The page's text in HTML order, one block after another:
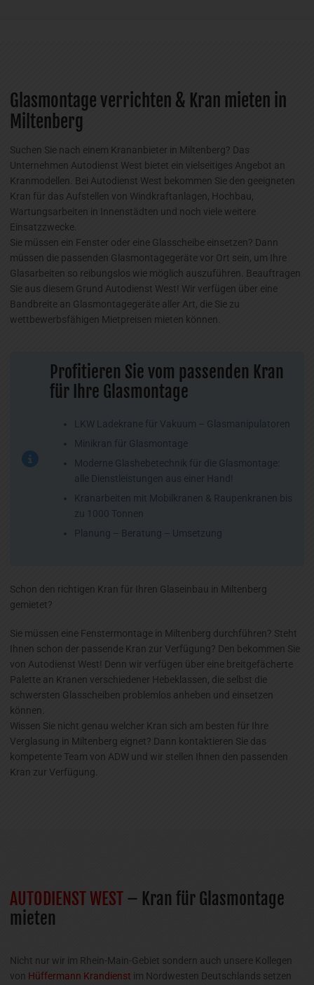
Glasmontage verrichten & Kran mieten in
Miltenberg
Suchen Sie nach einem Krananbieter in Miltenberg? Das
Unternehmen Autodienst West bietet ein vielseitiges Angebot an
Kranmodellen. Bei Autodienst West bekommen Sie den geeigneten
Kran für das Aufstellen von Windkraftanlagen, Hochbau,
Wartungsarbeiten in Innenstädten und noch viele weitere
Einsatzzwecke.
Sie müssen ein Fenster oder eine Glasscheibe einsetzen? Dann
müssen die passenden Glasmontagegeräte vor Ort sein, um Ihre
Glasarbeiten so reibungslos wie möglich auszuführen. Beauftragen
Sie aus diesem Grund Autodienst West! Wir verfügen über eine
Bandbreite an Glasmontagegeräte aller Art, die Sie zu
wettbewerbsfähigen Mietpreisen mieten können.
Profitieren Sie vom passenden Kran
für Ihre Glasmontage
LKW Ladekrane für Vakuum – Glasmanipulatoren
Minikran für Glasmontage
Moderne Glashebetechnik für die Glasmontage:
alle Dienstleistungen aus einer Hand!
Kranarbeiten mit Mobilkranen & Raupenkranen bis
zu 1000 Tonnen
Planung – Beratung – Umsetzung
Schon den richtigen Kran für Ihren Glaseinbau in Miltenberg
gemietet?
Sie müssen eine Fenstermontage in Miltenberg durchführen? Steht
Ihnen schon der passende Kran zur Verfügung? Den bekommen Sie
von Autodienst West! Denn wir verfügen über eine breitgefächerte
Palette an Kranen verschiedener Hebeklassen, die selbst die
schwersten Glasscheiben problemlos anheben und einsetzen
können.
Wissen Sie nicht genau welcher Kran sich am besten für Ihre
Verglasung in Miltenberg eignet? Dann kontaktieren Sie das
kompetente Team von ADW und wir stellen Ihnen den passenden
Kran zur Verfügung.
AUTODIENST WEST – Kran für Glasmontage
mieten
Nicht nur wir im Rhein-Main-Gebiet sondern auch unsere Kollegen
von Hüffermann Krandienst im Nordwesten Deutschlands setzen